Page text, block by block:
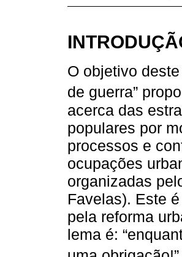
O objetivo
de guerra”
acerca das
populares por
processos e
ocupações
organizadas
Favelas). Este
pela reforma
lema é: